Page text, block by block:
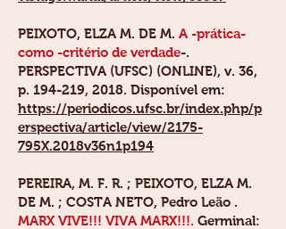
PEIXOTO, ELZA M. DE M. A -prática-
como -critério de verdade-.
PERSPECTIVA (UFSC) (ONLINE), v. 36,
p. 194-219, 2018. Disponível em:
https://periodicos.ufsc.br/index.php/p
erspectiva/article/view/2175-
795X.2018v36n1p194
PEREIRA, M. F. R. ; PEIXOTO, ELZA M.
DE M. ; COSTA NETO, Pedro Leão .
MARX VIVE!!! VIVA MARX!!!. Germinal: